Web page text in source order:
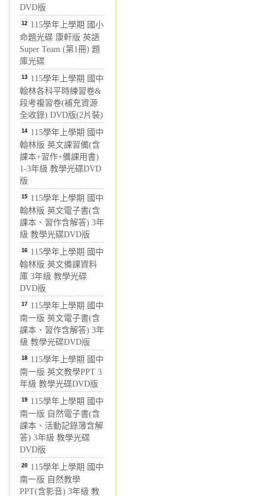
DVD版
12 115學年上學期 國小
命題光碟 康軒版 英語
Super Team (第1冊) 題
庫光碟
13 115學年上學期 國中
翰林各科平時練習卷&
段考複習卷(補充資源
全收錄) DVD版(2片裝)
14 115學年上學期 國中
翰林版 英文課習備(含
課本+習作+備課用書)
1-3年級 教學光碟DVD
版
15 115學年上學期 國中
翰林版 英文電子書(含
課本、習作含解答) 3年
級 教學光碟DVD版
16 115學年上學期 國中
翰林版 英文備課資料
庫 3年級 教學光碟
DVD版
17 115學年上學期 國中
南一版 英文電子書(含
課本、習作含解答) 3年
級 教學光碟DVD版
18 115學年上學期 國中
南一版 英文教學PPT 3
年級 教學光碟DVD版
19 115學年上學期 國中
南一版 自然電子書(含
課本、活動記錄簿含解
答) 3年級 教學光碟
DVD版
20 115學年上學期 國中
南一版 自然教學
PPT(含影音) 3年級 教